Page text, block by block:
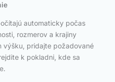
automaticky počas
rozmerov a krajiny
výšku, pridajte požadované
k pokladni, kde sa